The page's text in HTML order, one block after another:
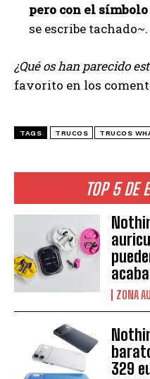
TOP 5 DE
ZONA
329
pero con el
se escribe tachado~.
¿Qué os han parecido
favorito en los
TAGS TRUCOS TRUCOS